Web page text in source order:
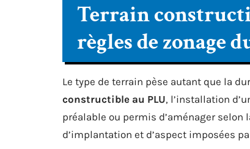
Terrain
règles de zonage
Le type de terrain pèse autant que la
constructible au PLU, l’installation
préalable ou permis d’aménager
d’implantation et d’aspect imposées